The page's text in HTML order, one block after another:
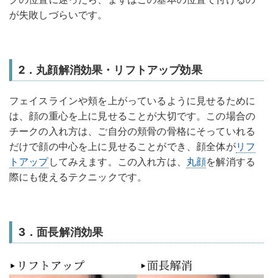
が失敗しづらいです。
2．丸顔解消効果・リフトアップ効果
フェイスラインや頬を上がっているように見せるために
は、顔の重心を上に見せることが大切です。この場合の
チークの入れ方は、ご自分の頬骨の骨格にそっていれる
だけで顔の中心を上に見せることができ、顔全体がリフ
トアップしてみえます。この入れ方は、 丸顔を解消する
際にも使えるテクニックです。
3．面長解消効果